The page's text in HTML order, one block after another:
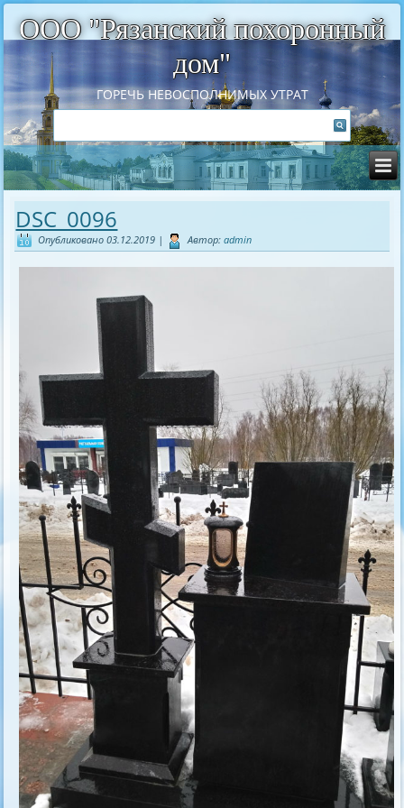
ООО "Рязанский похоронный
дом"
ГОРЕЧЬ НЕВОСПОЛНИМЫХ УТРАТ
DSC_0096
Опубликовано 03.12.2019 | Автор: admin